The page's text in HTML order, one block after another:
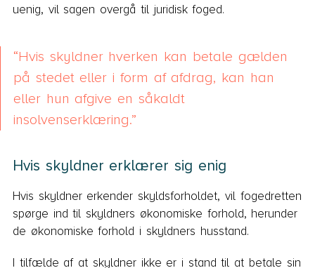
uenig, vil sagen overgå til juridisk foged.
Hvis skyldner hverken kan betale gælden
på stedet eller i form af afdrag, kan han
eller hun afgive en såkaldt
insolvenserklæring.
Hvis skyldner erklærer sig enig
Hvis skyldner erkender skyldsforholdet, vil fogedretten
spørge ind til skyldners økonomiske forhold, herunder
de økonomiske forhold i skyldners husstand.
I tilfælde af at skyldner ikke er i stand til at betale sin